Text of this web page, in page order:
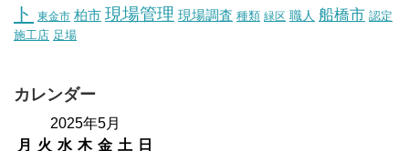
ト
東金市 柏市 現場管理 現場調査 種類 緑区 職人 船橋市 認定
施工店 足場
カレンダー
2025年5月
月
火 水 木 金 土 日